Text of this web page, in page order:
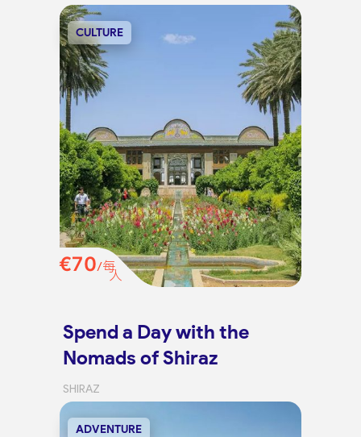
CULTURE
€70/每
人
Spend a Day with the
Nomads of Shiraz
SHIRAZ
ADVENTURE